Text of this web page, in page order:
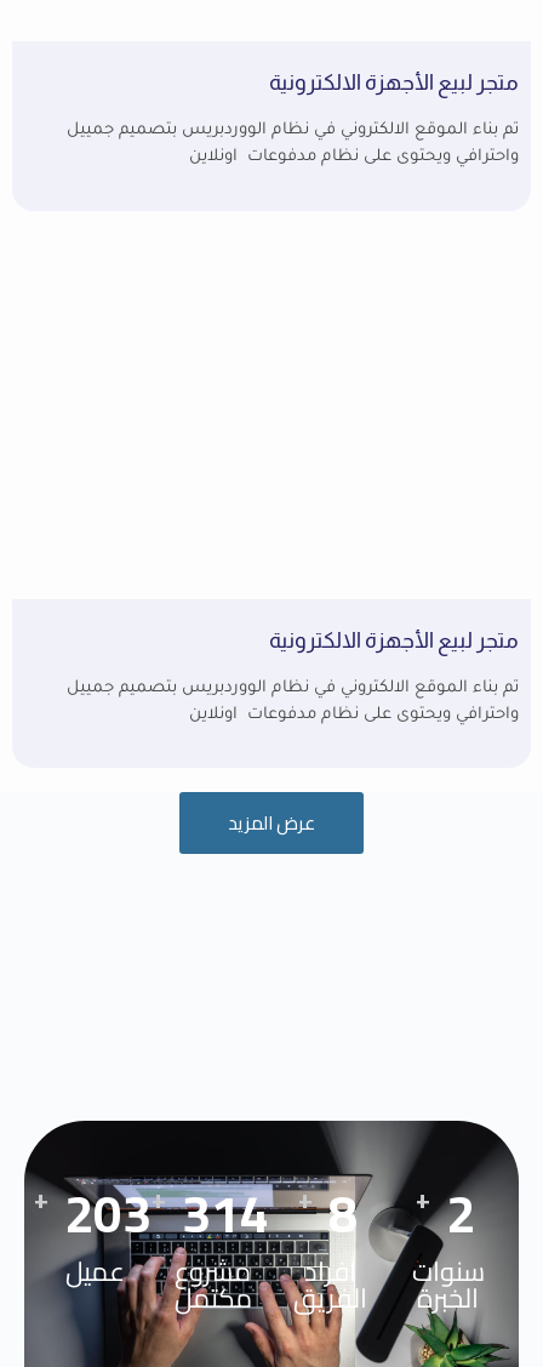
متجر لبيع الأجهزة الالكترونية
تم بناء الموقع الالكتروني في نظام الووردبريس بتصميم جمييل
واحترافي ويحتوى على نظام مدفوعات اونلاين
متجر لبيع الأجهزة الالكترونية
تم بناء الموقع الالكتروني في نظام الووردبريس بتصميم جمييل
واحترافي ويحتوى على نظام مدفوعات اونلاين
عرض المزيد
3
+
سنوات
الخبرة
13
+
افراد
الفريق
485
+
مشروع
مكتمل
296
+
عميل